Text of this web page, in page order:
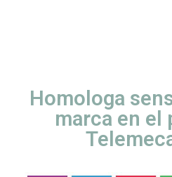
Homologa
marca en